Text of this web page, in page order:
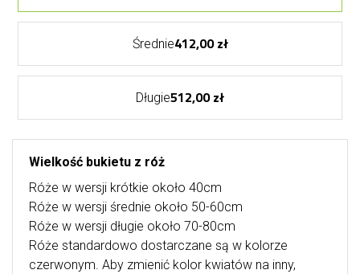
Średnie412,00 zł
Długie512,00 zł
Wielkość bukietu z róż
Róże w wersji krótkie około 40cm
Róże w wersji średnie około 50-60cm
Róże w wersji długie około 70-80cm
Róże standardowo dostarczane są w kolorze
czerwonym. Aby zmienić kolor kwiatów na inny,